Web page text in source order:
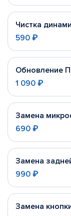
Чистка
590 ₽
Обновление
1 090 ₽
Замена
690 ₽
Замена
990 ₽
Замена